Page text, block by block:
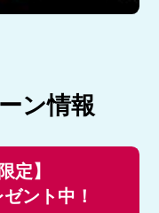
ン情報
定】
ント中！